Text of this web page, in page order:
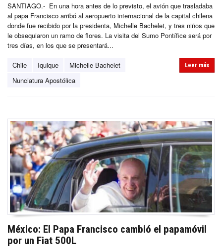
SANTIAGO.- En una hora antes de lo previsto, el avión que trasladaba
al papa Francisco arribó al aeropuerto internacional de la capital chilena
donde fue recibido por la presidenta, Michelle Bachelet, y tres niños que
le obsequiaron un ramo de flores. La visita del Sumo Pontífice será por
tres días, en los que se presentará...
Chile Iquique
Michelle Bachelet
Nunciatura Apostólica
Leer más
México: El Papa Francisco cambió el papamóvil
por un Fiat 500L